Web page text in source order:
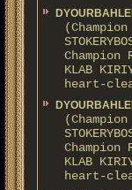
Champion
KLAB
heart-
Champion
KLAB
heart-